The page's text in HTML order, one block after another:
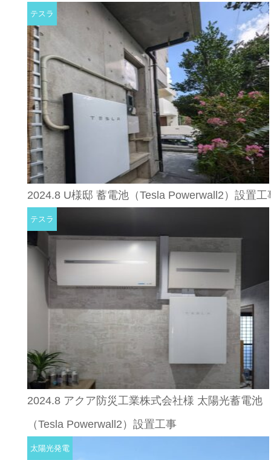
テスラ
2024.8 U様邸 蓄電池（Tesla Powerwall2）設置工
テスラ
2024.8 アクア防災工業株式会社様 太陽光蓄電池
（Tesla Powerwall2）設置工事
太陽光発電